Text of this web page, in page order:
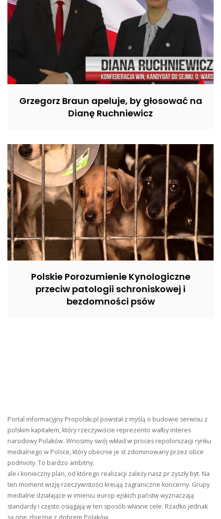
Grzegorz Braun apeluje, by głosować na
Dianę Ruchniewicz
Polskie Porozumienie Kynologiczne
przeciw patologii schroniskowej i
bezdomności psów
Portal informacyjny Propolski.pl powstał z myślą o budowie serwisu z
polskim kapitałem, który rzeczywiście reprezento wałby interes
narodowy Polaków. Wnosimy swój wkład w proces repolonizacji rynku
medialnego w Polsce, który obecnie je st zdominowany przez obce
podmioty. To bardzo ambitny,
ale i konieczny plan, od którego realizacji zależy nasz pr zyszły byt. Na
ten moment wizję rzeczywistości kreują zagraniczne koncerny. Grupy
medialne działające w imieniu europ ejskich państw wyznaczają
standardy i często osiągają w ten sposób własne cele. Rzadko jednak
są one zbieżne z dobrem Polaków,